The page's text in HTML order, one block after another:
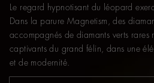
Le regard hypnotisant du léopard
Dans la parure Magnetism, des
accompagnés de diamants verts rares
captivants du grand félin, dans une
et de modernité.